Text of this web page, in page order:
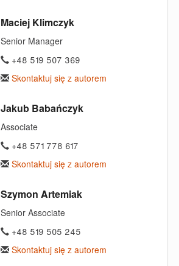
Maciej Klimczyk
Senior Manager
+48 519 507 369
Skontaktuj się z autorem
Jakub Babańczyk
Associate
+48 571 778 617
Skontaktuj się z autorem
Szymon Artemiak
Senior Associate
+48 519 505 245
Skontaktuj się z autorem